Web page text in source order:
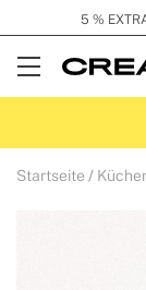
5 %
Open
Menu
Startseite